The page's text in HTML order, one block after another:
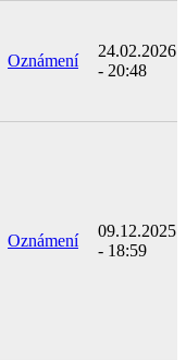
Oznámení
24.02.2026
- 20:48
Oznámení
09.12.2025
- 18:59